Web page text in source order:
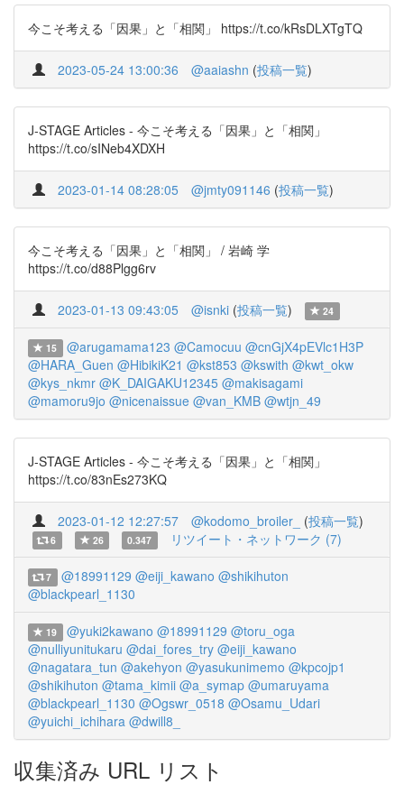
今こそ考える「因果」と「相関」 https://t.co/kRsDLXTgTQ
2023-05-24 13:00:36 @aaiashn (投稿一覧)
J-STAGE Articles - 今こそ考える「因果」と「相関」
https://t.co/sINeb4XDXH
2023-01-14 08:28:05 @jmty091146 (投稿一覧)
今こそ考える「因果」と「相関」 / 岩崎 学
https://t.co/d88Plgg6rv
2023-01-13 09:43:05 @isnki (投稿一覧) 24
15 @arugamama123 @Camocuu @cnGjX4pEVlc1H3P
@HARA_Guen @HibikiK21 @kst853 @kswith @kwt_okw
@kys_nkmr @K_DAIGAKU12345 @makisagami
@mamoru9jo @nicenaissue @van_KMB @wtjn_49
J-STAGE Articles - 今こそ考える「因果」と「相関」
https://t.co/83nEs273KQ
2023-01-12 12:27:57 @kodomo_broiler_ (投稿一覧)
6 26 0.347 リツイート・ネットワーク (7)
7 @18991129 @eiji_kawano @shikihuton
@blackpearl_1130
19 @yuki2kawano @18991129 @toru_oga
@nulliyunitukaru @dai_fores_try @eiji_kawano
@nagatara_tun @akehyon @yasukunimemo @kpcojp1
@shikihuton @tama_kimii @a_symap @umaruyama
@blackpearl_1130 @Ogswr_0518 @Osamu_Udari
@yuichi_ichihara @dwill8_
収集済み URL リスト